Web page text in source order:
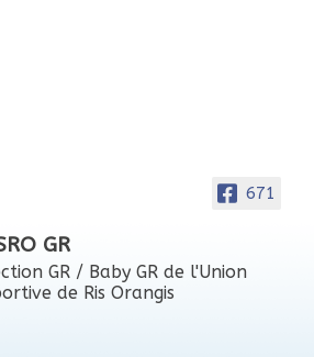
671
GR
GR / Baby GR de l'Union
de Ris Orangis